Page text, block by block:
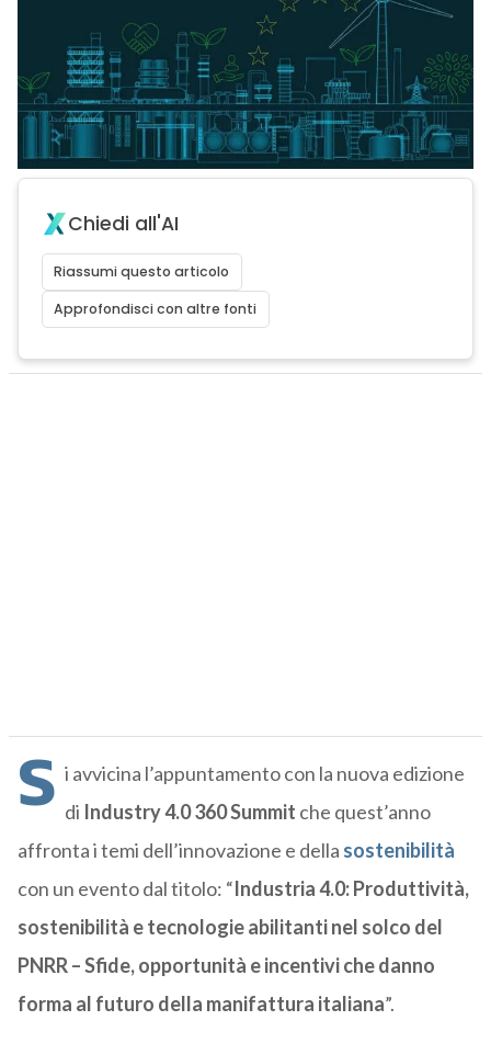
Chiedi all'AI
Riassumi questo articolo
Approfondisci con altre fonti
S i avvicina l’appuntamento con la nuova edizione
di Industry 4.0 360 Summit che quest’anno
affronta i temi dell’innovazione e della sostenibilità
con un evento dal titolo: “Industria 4.0: Produttività,
sostenibilità e tecnologie abilitanti nel solco del
PNRR – Sfide, opportunità e incentivi che danno
forma al futuro della manifattura italiana”.